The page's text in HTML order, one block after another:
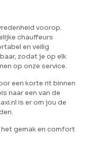
voorop.
chauffeurs
en veilig
zodat je op elk
op onze service.
een korte rit binnen
naar een van de
is er om jou de
het gemak en comfort